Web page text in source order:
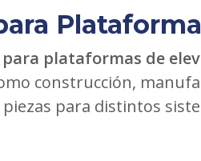
plataformas de
construcción,
para distintos